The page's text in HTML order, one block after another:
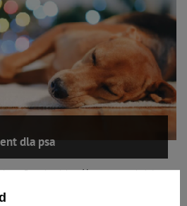
dla psa
Pewnie większość z nas ogarnęła już
prym wiedzie kupno prezentów. Ale czy na